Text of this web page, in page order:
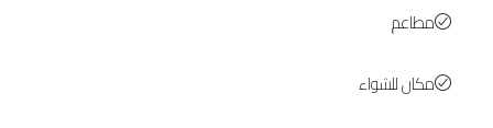
مطاعم
مكان للشواء